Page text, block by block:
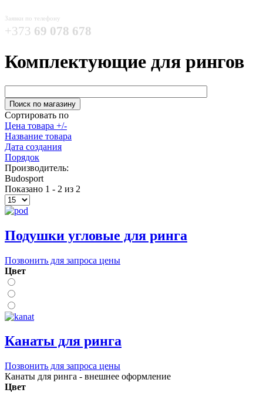
Заявки по телефону
+373 69 078 678
Комплектующие для рингов
Сортировать по
Цена товара +/-
Название товара
Дата создания
Порядок
Производитель:
Budosport
Показано 1 - 2 из 2
Подушки угловые для ринга
Позвонить для запроса цены
Цвет
Канаты для ринга
Позвонить для запроса цены
Канаты для ринга - внешнее оформление
Цвет